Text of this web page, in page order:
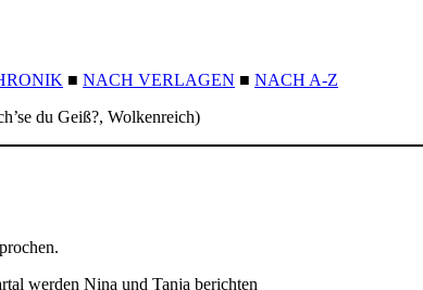
■ NACH VERLAGEN ■ NACH A-Z
du Geiß?, Wolkenreich)
werden Nina und Tanja berichten